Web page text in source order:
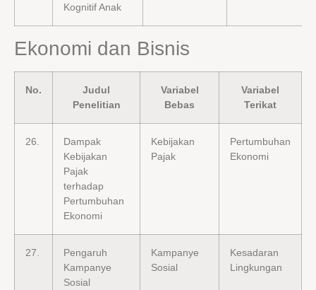
Kognitif Anak
Ekonomi dan Bisnis
No.
Judul
Penelitian
Variabel
Bebas
Variabel
Terikat
26.
Dampak
Kebijakan
Pajak
terhadap
Pertumbuhan
Ekonomi
Kebijakan
Pajak
Pertumbuhan
Ekonomi
27.
Pengaruh
Kampanye
Sosial
Kampanye
Sosial
Kesadaran
Lingkungan